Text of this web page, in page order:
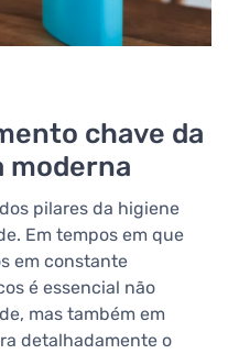
chave da
moderna
pilares da higiene
Em tempos em que
em constante
é essencial não
mas também em
detalhadamente o